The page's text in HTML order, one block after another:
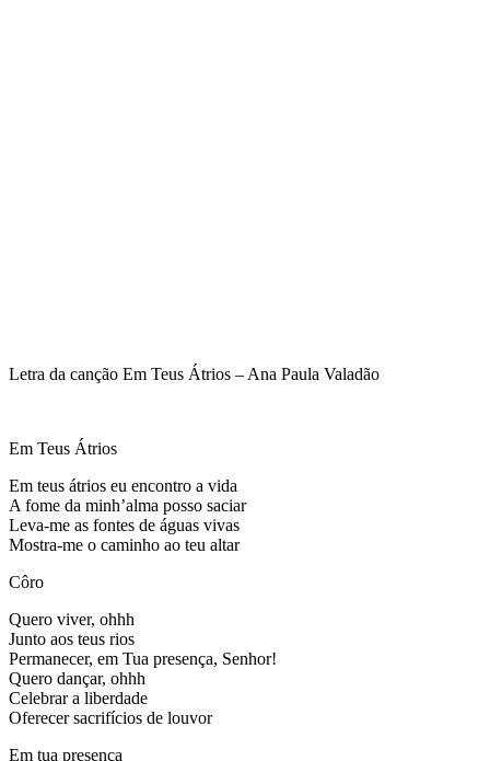
Letra da canção Em Teus Átrios – Ana Paula Valadão
Em Teus Átrios
Em teus átrios eu encontro a vida
A fome da minh’alma posso saciar
Leva-me as fontes de águas vivas
Mostra-me o caminho ao teu altar
Côro
Quero viver, ohhh
Junto aos teus rios
Permanecer, em Tua presença, Senhor!
Quero dançar, ohhh
Celebrar a liberdade
Oferecer sacrifícios de louvor
Em tua presença